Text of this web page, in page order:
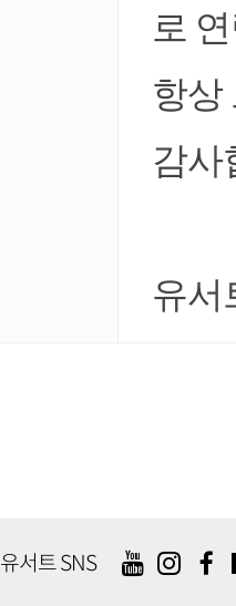
로
항상
감사
유서
유서트 SNS